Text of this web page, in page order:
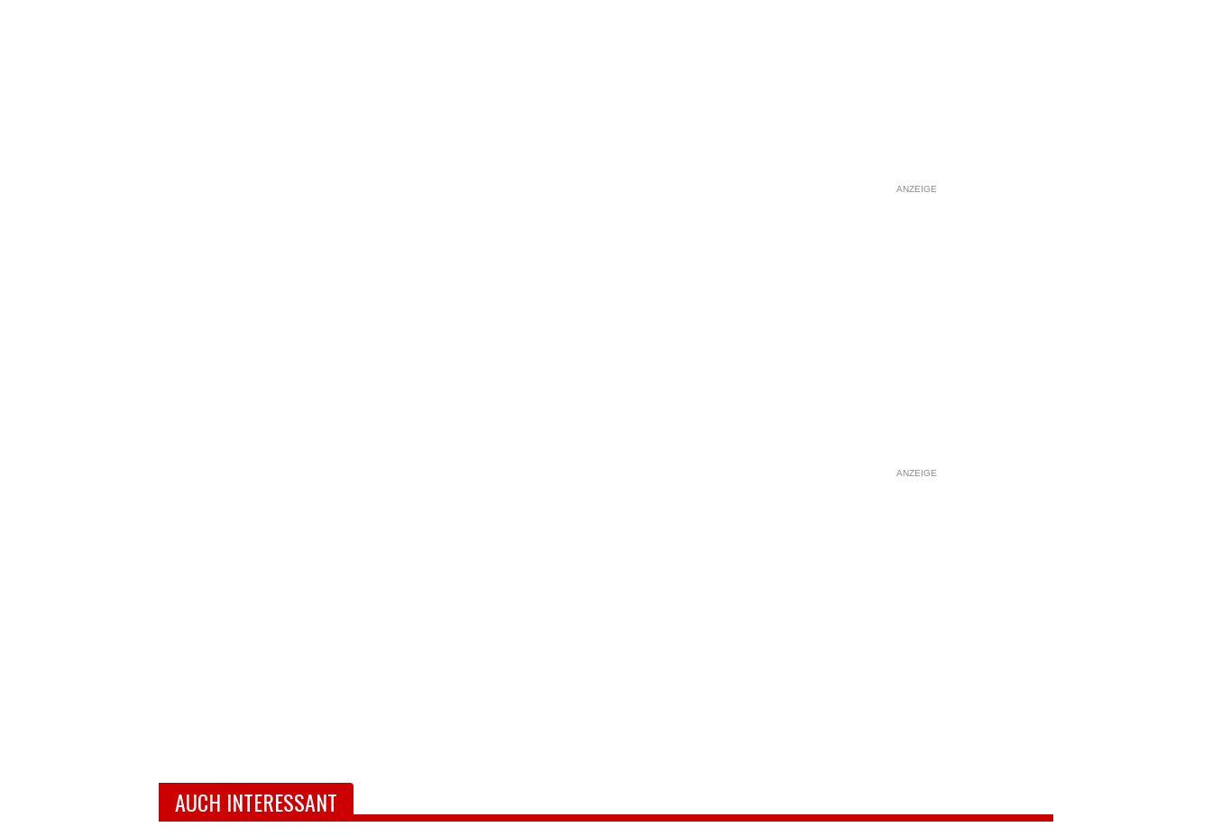
ANZEIGE
ANZEIGE
AUCH INTERESSANT